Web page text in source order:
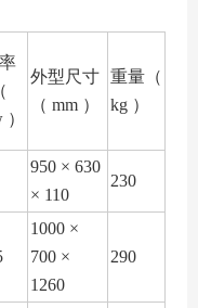
外型尺寸
（ mm ）
重量（
kg ）
950 × 630
× 110
230
1000 ×
700 ×
1260
290